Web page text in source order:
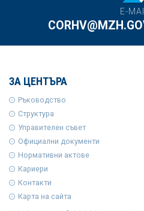
E-MAIL
ЗА ЦЕНТЪРА
Ръководство
Структура
Управителен съвет
Официални документи
Нормативни актове
Кариери
Контакти
Карта на сайта